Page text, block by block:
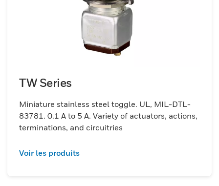
TW Series
Miniature stainless steel toggle. UL, MIL-DTL-
83781. 0.1 A to 5 A. Variety of actuators, actions,
terminations, and circuitries
Voir les produits